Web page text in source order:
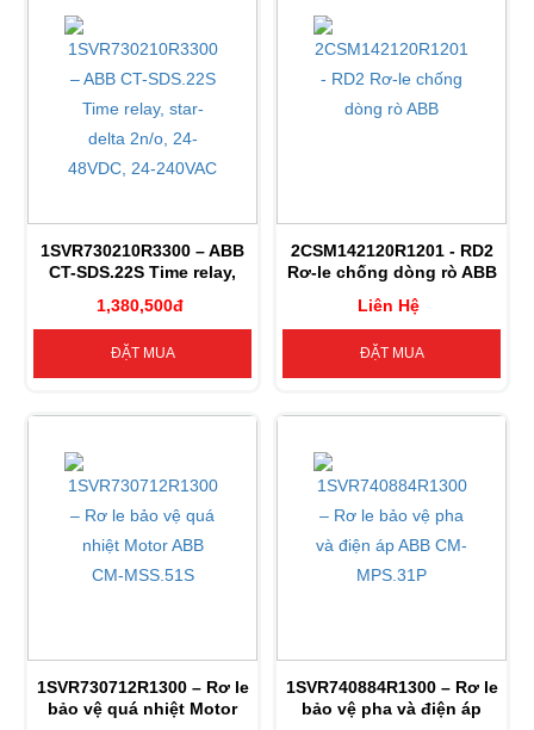
1SVR730210R3300 – ABB
CT-SDS.22S Time relay,
24-240VAC
1,380,500đ
ĐẶT MUA
2CSM142120R1201 - RD2
Rơ-le chống dòng rò ABB
Liên Hệ
ĐẶT MUA
1SVR730712R1300 – Rơ le
bảo vệ quá nhiệt Motor
1SVR740884R1300 – Rơ le
bảo vệ pha và điện áp